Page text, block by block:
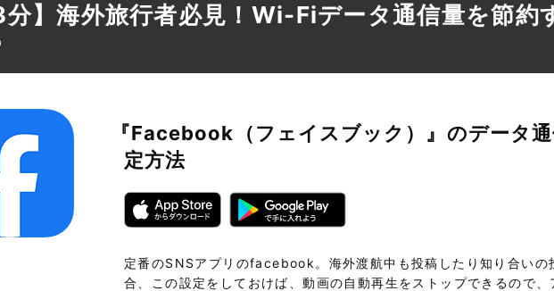
分】海外旅行者必見！Wi-Fiデータ通信量を節約
『Facebook（フェイスブック）』のデータ
定方法
定番のSNSアプリのfacebook。海外渡航中も投稿したり知り合いの
合、この設定をしておけば、動画の自動再生をストップできるので